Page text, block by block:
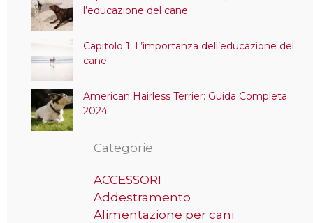
l’educazione del cane
Capitolo 1: L’importanza dell’educazione del
cane
American Hairless Terrier: Guida Completa
2024
Categorie
ACCESSORI
Addestramento
Alimentazione per cani